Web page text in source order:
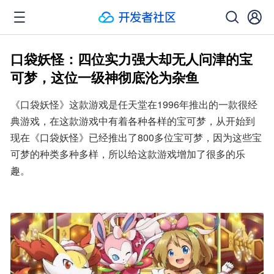
口袋妖怪：四位实力强大却无人问津的宝
可梦，这位一级神彻底沦为杂鱼
《口袋妖怪》这款游戏是任天堂在1996年推出的一款很经
典游戏，在这款游戏中有着各种各样的宝可梦，从开始到
现在《口袋妖怪》已经推出了800多位宝可梦，因为这些宝
可梦的种类多种多样，所以给这款游戏增加了很多的乐
趣。